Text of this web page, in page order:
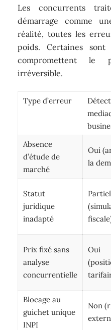
Les concurrents
démarrage comme
réalité, toutes les
poids. Certaines sont
compromettent le
irréversible.
Type d’erreur
Absence
d’étude de
marché
Oui
la
Statut
juridique
inadapté
Prix fixé sans
analyse
concurrentielle
Oui
Blocage au
guichet unique
INPI
Non